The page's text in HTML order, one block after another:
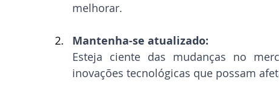
melhorar.
Mantenha-se atualizado:
Esteja ciente das mudanças no
inovações tecnológicas que possam